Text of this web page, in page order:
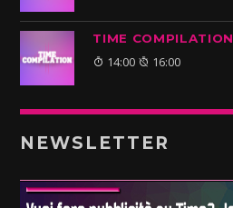
TIME COMPILATION
14:00 16:00
NEWSLETTER